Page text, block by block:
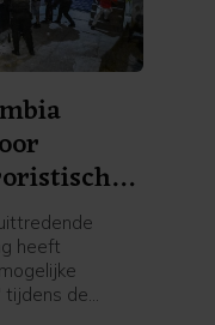
heeft
tijdens de